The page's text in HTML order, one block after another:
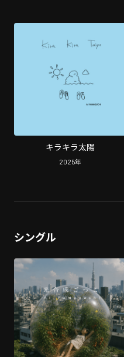
キラキラ太陽
2025年
シングル